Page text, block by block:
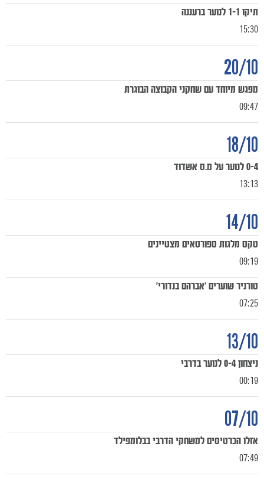
כרטיסים
15:30
תיקו 1-1 לנוער ברעננה
20/10
09:47
מפגש מיוחד עם שחקני הקבוצה הבוגרת
18/10
13:13
0-4 לנוער על מ.ס אשדוד
14/10
09:19
טקס מלגות ספורטאים מצטיינים
07:25
טורניר שוערים 'אברהם בנדורי'
13/10
00:19
ניצחון 0-4 לנוער בדרבי
07/10
07:49
אזלו הכרטיסים למשחקי הדרבי בבלומפילד